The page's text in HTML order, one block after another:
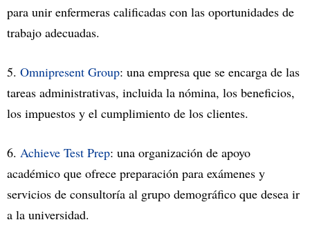
para unir enfermeras calificadas con las oportunidades de
trabajo adecuadas.
5. Omnipresent Group: una empresa que se encarga de las
tareas administrativas, incluida la nómina, los beneficios,
los impuestos y el cumplimiento de los clientes.
6. Achieve Test Prep: una organización de apoyo
académico que ofrece preparación para exámenes y
servicios de consultoría al grupo demográfico que desea ir
a la universidad.